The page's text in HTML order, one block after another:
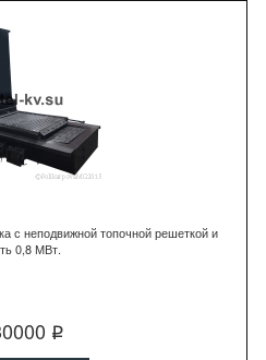
с неподвижной топочной решеткой и
0,8 МВт.
q